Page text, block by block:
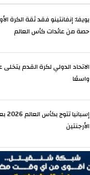
يويفا: إنفانتينو فقد ثقة الكرة
حصة من عائدات كأس العالم
الاتحاد الدولي لكرة القدم يتخلى
واسعًا
الأرجنتين